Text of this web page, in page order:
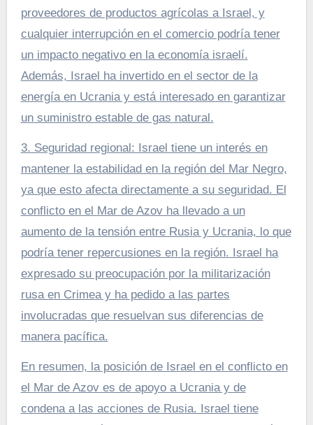
proveedores de productos agrícolas a Israel, y
cualquier interrupción en el comercio podría tener
un impacto negativo en la economía israelí.
Además, Israel ha invertido en el sector de la
energía en Ucrania y está interesado en garantizar
un suministro estable de gas natural.
3. Seguridad regional: Israel tiene un interés en
mantener la estabilidad en la región del Mar Negro,
ya que esto afecta directamente a su seguridad. El
conflicto en el Mar de Azov ha llevado a un
aumento de la tensión entre Rusia y Ucrania, lo que
podría tener repercusiones en la región. Israel ha
expresado su preocupación por la militarización
rusa en Crimea y ha pedido a las partes
involucradas que resuelvan sus diferencias de
manera pacífica.
En resumen, la posición de Israel en el conflicto en
el Mar de Azov es de apoyo a Ucrania y de
condena a las acciones de Rusia. Israel tiene